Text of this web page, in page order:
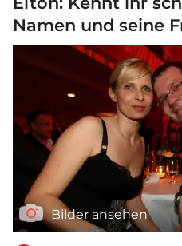
Namen und seine
Bilder ansehen